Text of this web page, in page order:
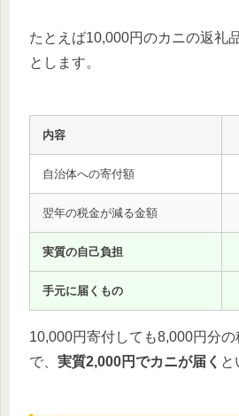
たとえば10,000円のカニの返礼
とします。
内容
自治体への寄付額
翌年の税金が減る金額
実質の自己負担
手元に届くもの
10,000円寄付しても8,000円分
で、 実質2,000円でカニが届く と